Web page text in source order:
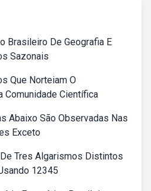
Brasileiro De Geografia E
Sazonais
Que Norteiam O
Comunidade Científica
Abaixo São Observadas Nas
Exceto
Tres Algarismos Distintos
12345